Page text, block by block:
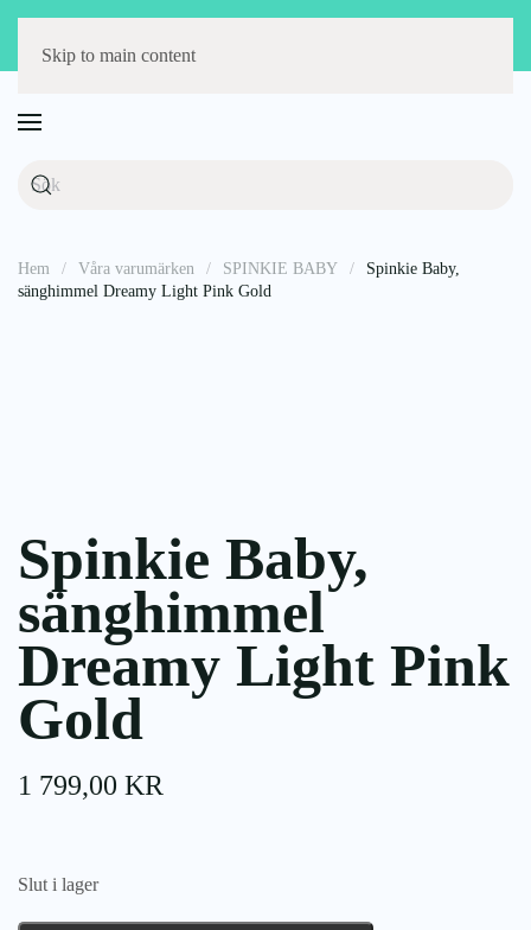
Skip to main content
Hem Våra varumärken SPINKIE BABY
Spinkie Baby,
sänghimmel Dreamy Light Pink Gold
Spinkie Baby,
sänghimmel
Dreamy Light Pink
Gold
1 799,00 KR
Slut i lager